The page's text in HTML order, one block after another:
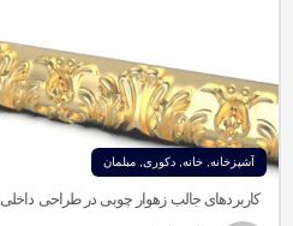
آشپزخانه خانه دکوری مبلمان
کاربردهای جالب زهوار چوبی در طراحی داخلی